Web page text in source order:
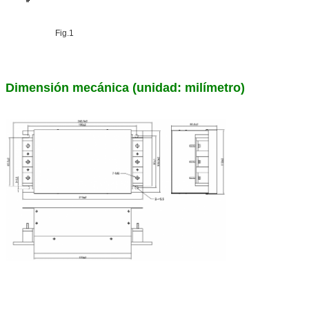
Fig.1
Dimensión mecánica (unidad: milímetro)